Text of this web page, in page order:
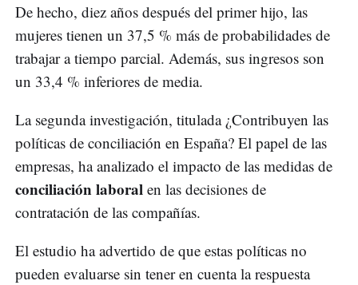
De hecho, diez años después del primer hijo, las
mujeres tienen un 37,5 % más de probabilidades de
trabajar a tiempo parcial. Además, sus ingresos son
un 33,4 % inferiores de media.
La segunda investigación, titulada ¿Contribuyen las
políticas de conciliación en España? El papel de las
empresas, ha analizado el impacto de las medidas de
conciliación laboral en las decisiones de
contratación de las compañías.
El estudio ha advertido de que estas políticas no
pueden evaluarse sin tener en cuenta la respuesta